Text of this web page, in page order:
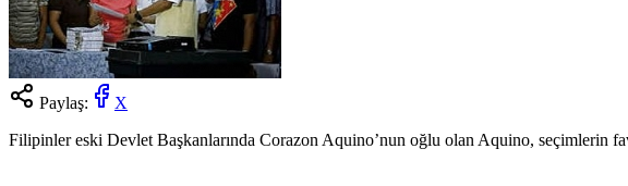
Paylaş:
X
Filipinler eski Devlet Başkanlarında Corazon Aquino’nun oğlu olan Aquino, seçimlerin